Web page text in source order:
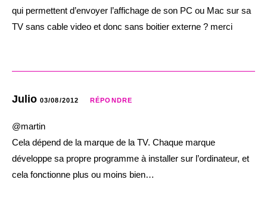
qui permettent d’envoyer l’affichage de son PC ou Mac sur sa
TV sans cable video et donc sans boitier externe ? merci
Julio 03/08/2012 RÉPONDRE
@martin
Cela dépend de la marque de la TV. Chaque marque
développe sa propre programme à installer sur l’ordinateur, et
cela fonctionne plus ou moins bien…